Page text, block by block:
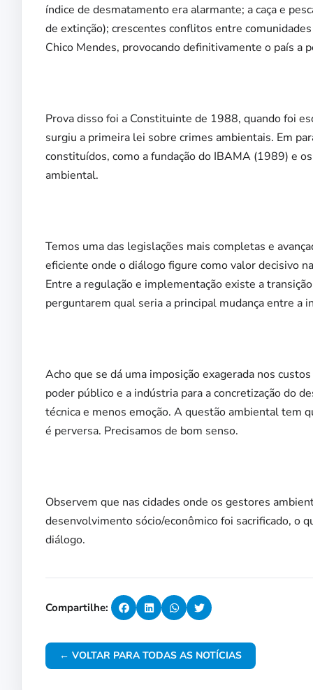
índice de desmatamento era alarmante; a caça e
de extinção); crescentes conflitos entre
Chico Mendes, provocando definitivamente o país a
Prova disso foi a Constituinte de 1988, quando foi
surgiu a primeira lei sobre crimes ambientais. Em
constituídos, como a fundação do IBAMA (1989) e
ambiental.
Temos uma das legislações mais completas e
eficiente onde o diálogo figure como valor decisivo
Entre a regulação e implementação existe a
perguntarem qual seria a principal mudança entre a
Acho que se dá uma imposição exagerada nos
poder público e a indústria para a concretização do
técnica e menos emoção. A questão ambiental tem
é perversa. Precisamos de bom senso.
Observem que nas cidades onde os gestores
desenvolvimento sócio/econômico foi sacrificado, o
diálogo.
Compartilhe:
← VOLTAR PARA TODAS AS NOTÍCIAS